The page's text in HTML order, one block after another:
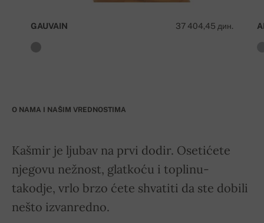
37 404,45 дин.
GAUVAIN
O NAMA I NAŠIM VREDNOSTIMA
Kašmir je ljubav na prvi dodir. Osetićete
njegovu nežnost, glatkoću i toplinu-
takodje, vrlo brzo ćete shvatiti da ste dobili
nešto izvanredno.